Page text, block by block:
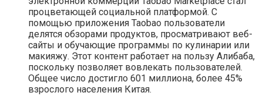
процветающей социальной платформой. С
помощью приложения Taobao пользователи
делятся обзорами продуктов, просматривают веб-
сайты и обучающие программы по кулинарии или
макияжу. Этот контент работает на пользу Алибаба,
поскольку позволяет вовлекать пользователей.
Общее число достигло 601 миллиона, более 45%
взрослого населения Китая.